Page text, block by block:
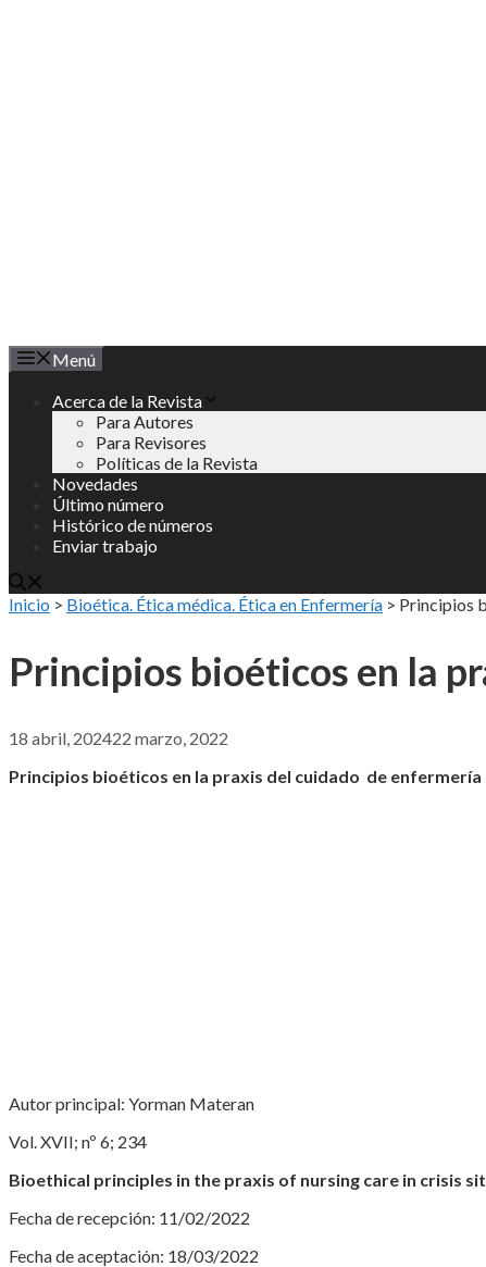
Menú
Acerca de la Revista
Para Autores
Para Revisores
Políticas de la Revista
Novedades
Último número
Histórico de números
Enviar trabajo
Inicio > Bioética. Ética médica. Ética en Enfermería > Principios
Principios bioéticos en la
18 abril, 202422 marzo, 2022
Principios bioéticos en la praxis del cuidado de enfermería
Autor principal: Yorman Materan
Vol. XVII; nº 6; 234
Bioethical principles in the praxis of nursing care in crisis
Fecha de recepción: 11/02/2022
Fecha de aceptación: 18/03/2022